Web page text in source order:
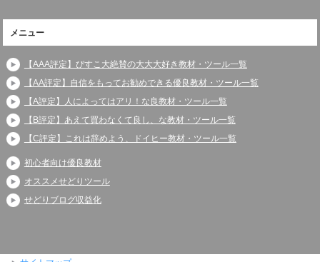
メニュー
【AAA評定】びすこ大絶賛の大大大好き教材・ツール一覧
【AA評定】自信をもってお勧めできる優良教材・ツール一覧
【A評定】人によってはアリ！な良教材・ツール一覧
【B評定】あえて買わなくて良し、な教材・ツール一覧
【C評定】これは辞めよう、ドイヒー教材・ツール一覧
初心者向け優良教材
オススメせどりツール
せどりブログ収益化